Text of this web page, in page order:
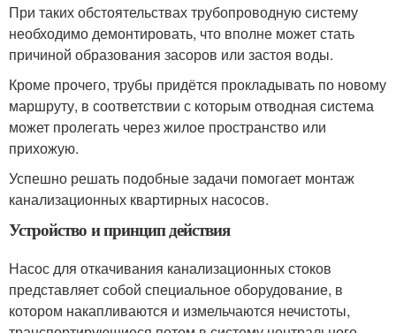
При таких обстоятельствах трубопроводную систему
необходимо демонтировать, что вполне может стать
причиной образования засоров или застоя воды.
Кроме прочего, трубы придётся прокладывать по новому
маршруту, в соответствии с которым отводная система
может пролегать через жилое пространство или
прихожую.
Успешно решать подобные задачи помогает монтаж
канализационных квартирных насосов.
Устройство и принцип действия
Насос для откачивания канализационных стоков
представляет собой специальное оборудование, в
котором накапливаются и измельчаются нечистоты,